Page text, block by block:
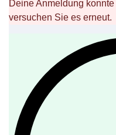
Deine Anmeldung
versuchen Sie es erneut.